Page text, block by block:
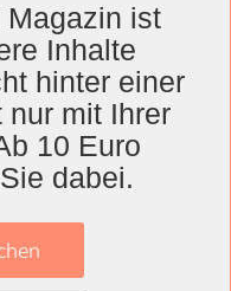
04. Februar 2025
Landkreis
Magazin ist
Inhalte
hinter einer
nur mit Ihrer
10 Euro
dabei.